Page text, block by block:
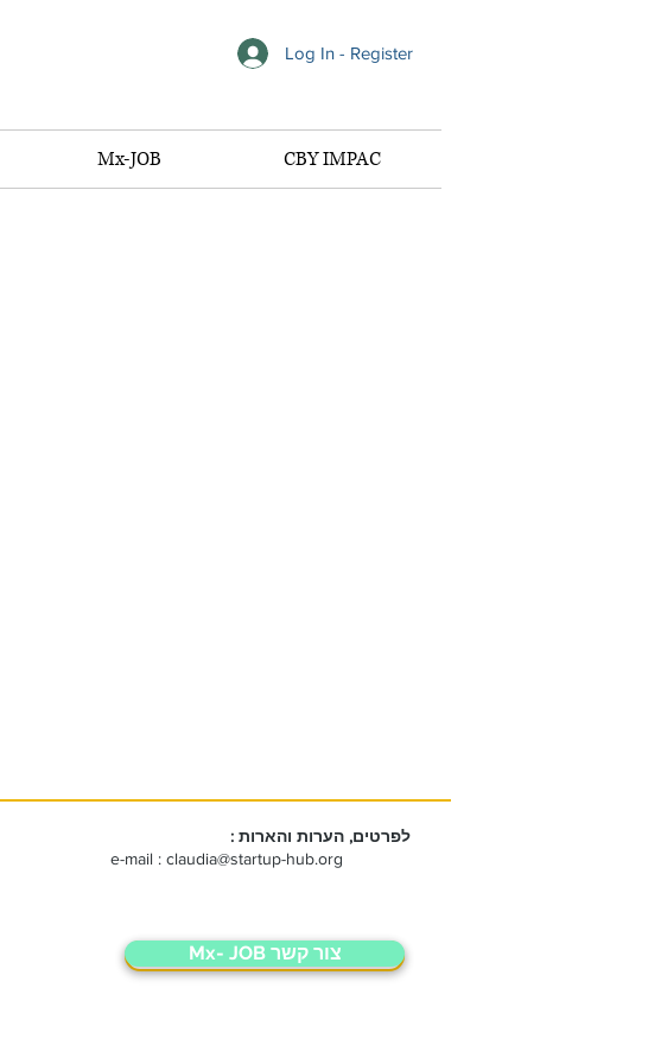
Log In - Register
CBY IMPAC
Mx-JOB
לפרטים, הערות והארות :
e-mail : claudia@startup-hub.org
Mx- JOB צור קשר
Mx- JOB צור קשר